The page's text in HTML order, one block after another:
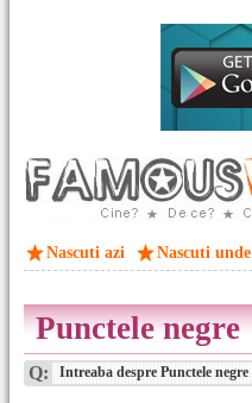
Nascuti azi Nascuti unde
Punctele negre
Q: Intreaba despre Punctele negre